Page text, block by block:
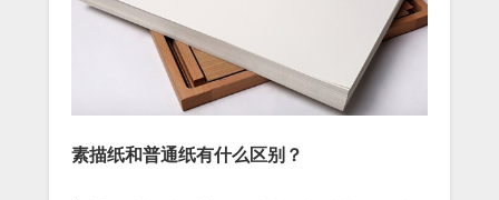
素描纸和普通纸有什么区别？